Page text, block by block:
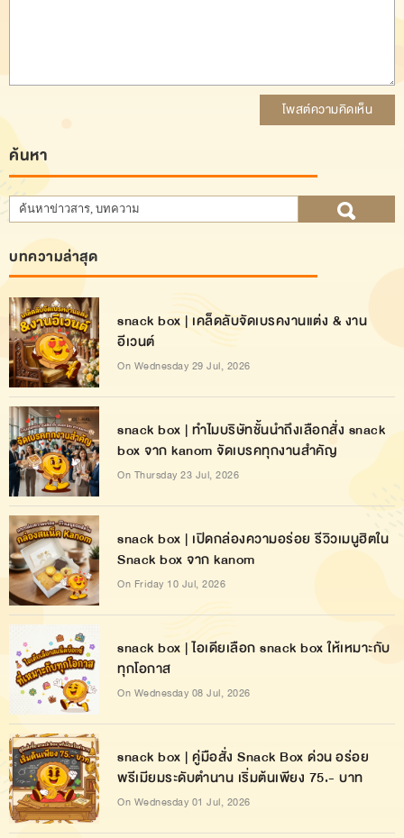
โพสต์ความคิดเห็น
ค้นหา
บทความล่าสุด
snack box | เคล็ดลับจัดเบรคงานแต่ง & งาน
อีเวนต์
On Wednesday 29 Jul, 2026
snack box | ทำไมบริษัทชั้นนำถึงเลือกสั่ง snack
box จาก kanom จัดเบรคทุกงานสำคัญ
On Thursday 23 Jul, 2026
snack box | เปิดกล่องความอร่อย รีวิวเมนูฮิตใน
Snack box จาก kanom
On Friday 10 Jul, 2026
snack box | ไอเดียเลือก snack box ให้เหมาะกับ
ทุกโอกาส
On Wednesday 08 Jul, 2026
snack box | คู่มือสั่ง Snack Box ด่วน อร่อย
พรีเมียมระดับตำนาน เริ่มต้นเพียง 75.- บาท
On Wednesday 01 Jul, 2026